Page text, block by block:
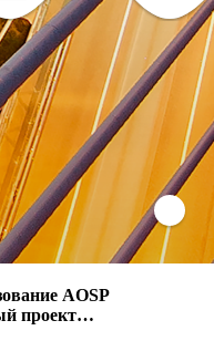
AOSP
проект…